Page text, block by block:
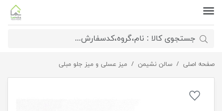
صفحه اصلی سالن نشیمن میز عسلی و میز جلو مبلی میزجلو مبلی آرکا